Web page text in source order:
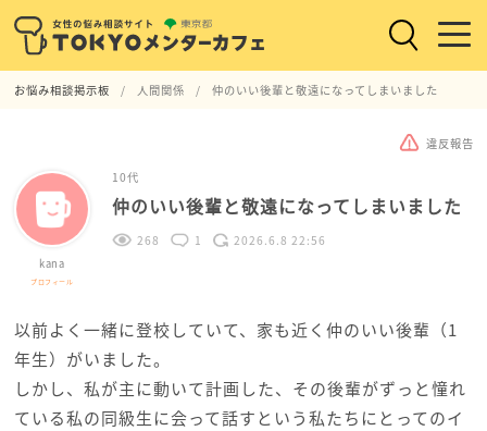
お悩み相談掲示板 人間関係 仲のいい後輩と敬遠になってしまいました
違反報告
kana
プロフィール
10代
仲のいい後輩と敬遠になってしまいました
268 1 2026.6.8 22:56
以前よく一緒に登校していて、家も近く仲のいい後輩（1
年生）がいました。
しかし、私が主に動いて計画した、その後輩がずっと憧れ
ている私の同級生に会って話すという私たちにとってのイ